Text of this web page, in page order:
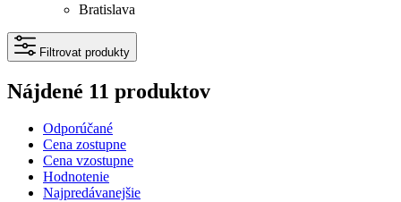
Bratislava
Filtrovat produkty
Nájdené 11 produktov
Odporúčané
Cena zostupne
Cena vzostupne
Hodnotenie
Najpredávanejšie